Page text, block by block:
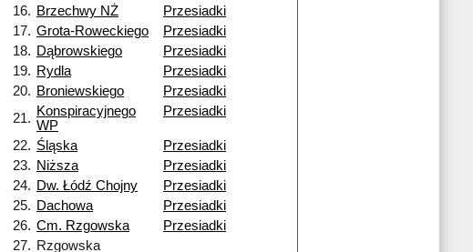
16. Brzechwy NŻ
Przesiadki
17. Grota-Roweckiego
Przesiadki
18. Dąbrowskiego
Przesiadki
19. Rydla
Przesiadki
20. Broniewskiego
Przesiadki
21. Konspiracyjnego
WP
Przesiadki
22. Śląska
Przesiadki
23. Niższa
Przesiadki
24. Dw. Łódź Chojny
Przesiadki
25. Dachowa
Przesiadki
26. Cm. Rzgowska
Przesiadki
27. Rzgowska